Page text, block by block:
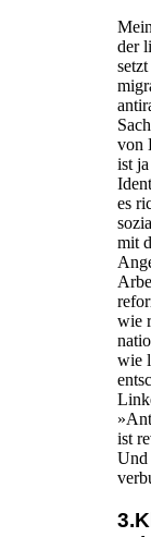
der
von
ist
es
mit
wie
wie
ist
Und